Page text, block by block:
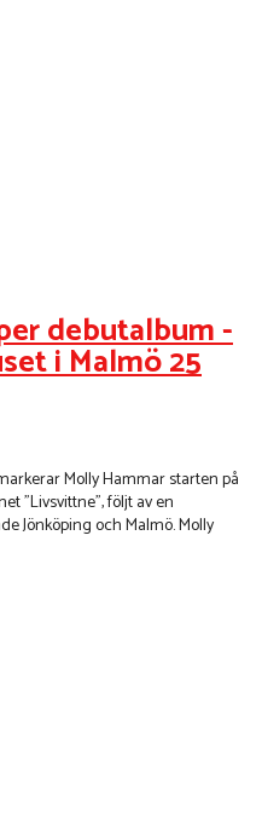
debutalbum -
i Malmö 25
Molly Hammar starten på
”Livsvittne”, följt av en
och Malmö. Molly